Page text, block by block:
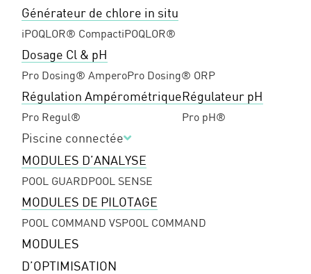
Générateur de chlore in situ
iPOQLOR® CompactiPOQLOR®
Dosage Cl & pH
Pro Dosing® AmperoPro Dosing® ORP
Régulation Ampérométrique
Pro Regul®
Régulateur pH
Pro pH®
Piscine connectée
MODULES D’ANALYSE
POOL GUARDPOOL SENSE
MODULES DE PILOTAGE
POOL COMMAND VSPOOL COMMAND
MODULES
D’OPTIMISATION